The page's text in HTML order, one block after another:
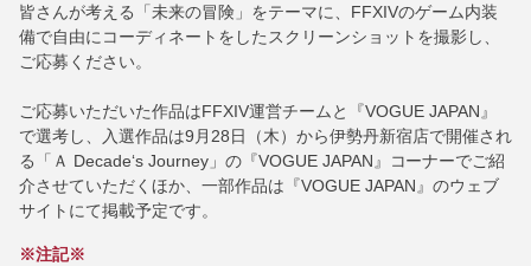
皆さんが考える「未来の冒険」をテーマに、FFXIVのゲーム内装
備で自由にコーディネートをしたスクリーンショットを撮影し、
ご応募ください。
ご応募いただいた作品はFFXIV運営チームと『VOGUE JAPAN』
で選考し、入選作品は9月28日（木）から伊勢丹新宿店で開催され
る「Ａ Decade‘s Journey」の『VOGUE JAPAN』コーナーでご紹
介させていただくほか、一部作品は『VOGUE JAPAN』のウェブ
サイトにて掲載予定です。
※注記※